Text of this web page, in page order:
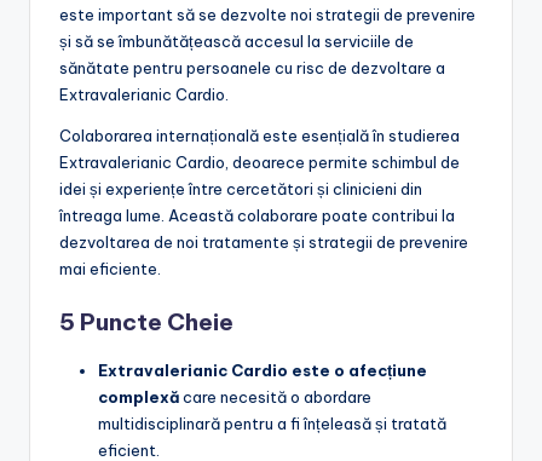
este important să se dezvolte noi strategii de prevenire
și să se îmbunătățească accesul la serviciile de
sănătate pentru persoanele cu risc de dezvoltare a
Extravalerianic Cardio.
Colaborarea internațională este esențială în studierea
Extravalerianic Cardio, deoarece permite schimbul de
idei și experiențe între cercetători și clinicieni din
întreaga lume. Această colaborare poate contribui la
dezvoltarea de noi tratamente și strategii de prevenire
mai eficiente.
5 Puncte Cheie
Extravalerianic Cardio este o afecțiune
complexăcare necesită o abordare
multidisciplinară pentru a fi înțeleasă și tratată
eficient.